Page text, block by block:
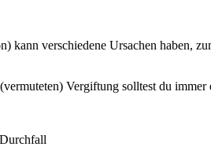
kann verschiedene Ursachen haben,
Vergiftung solltest du